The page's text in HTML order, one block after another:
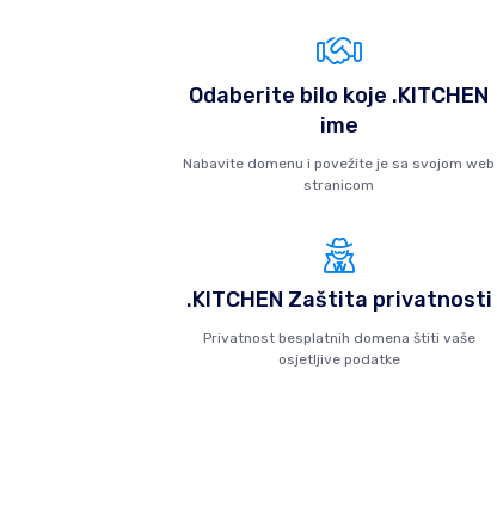
Odaberite bilo koje .KITCHEN
ime
Nabavite domenu i povežite je sa svojom web
stranicom
.KITCHEN Zaštita privatnosti
Privatnost besplatnih domena štiti vaše
osjetljive podatke